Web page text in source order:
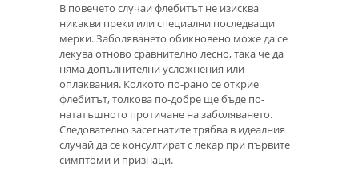
В повечето случаи флебитът не изисква
никакви преки или специални последващи
мерки. Заболяването обикновено може да се
лекува отново сравнително лесно, така че да
няма допълнителни усложнения или
оплаквания. Колкото по-рано се открие
флебитът, толкова по-добре ще бъде по-
нататъшното протичане на заболяването.
Следователно засегнатите трябва в идеалния
случай да се консултират с лекар при първите
симптоми и признаци.